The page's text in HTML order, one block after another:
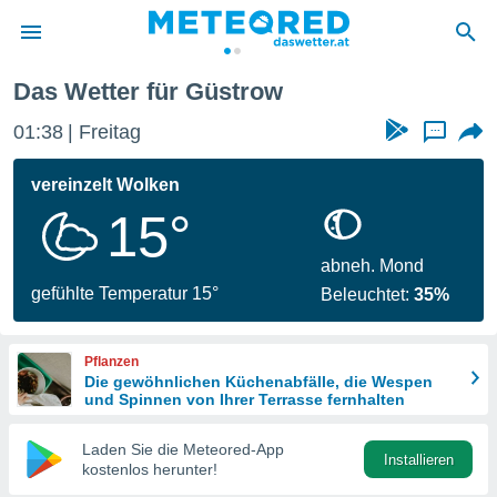
wurde
dass
sind.
diese
Das Wetter für Güstrow
01:38 Freitag ...
vereinzelt Wolken
15°
gefühlte Temperatur 15°
abneh. Mond
Beleuchtet:35%
Pflanzen
Die gewöhnlichen Küchenabfälle, die Wespen
und Spinnen von Ihrer Terrasse fernhalten
Laden Sie die Meteored-App
kostenlos herunter!
Installieren